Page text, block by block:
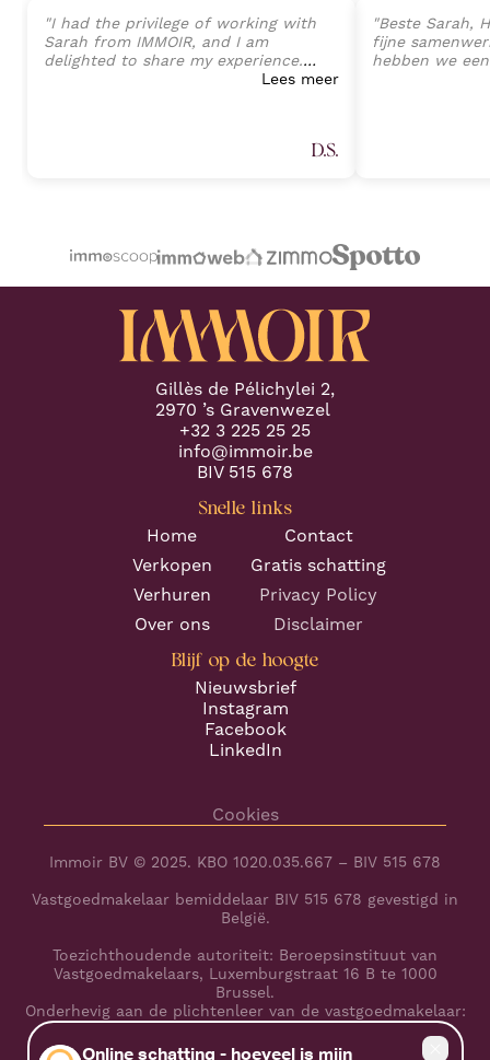
"I had the privilege of working with
Sarah from IMMOIR, and I am
delighted to share my experience.
Sarah exhibited an exceptional level
Lees meer
D.S.
"Beste Sarah,
fijne
hebben we
Gillès de Pélichylei 2,
2970 ’s Gravenwezel
+32 3 225 25 25
info@immoir.be
BIV 515 678
Snelle links
Home
Contact
Verkopen
Gratis schatting
Verhuren
Privacy Policy
Over ons
Disclaimer
Blijf op de hoogte
Nieuwsbrief
Instagram
Facebook
LinkedIn
Cookies
Immoir BV © 2025. KBO 1020.035.667 – BIV 515 678
Vastgoedmakelaar bemiddelaar BIV 515 678 gevestigd in
België.
Toezichthoudende autoriteit: Beroepsinstituut van
Vastgoedmakelaars, Luxemburgstraat 16 B te 1000
Brussel.
Onderhevig aan de plichtenleer van de vastgoedmakelaar: